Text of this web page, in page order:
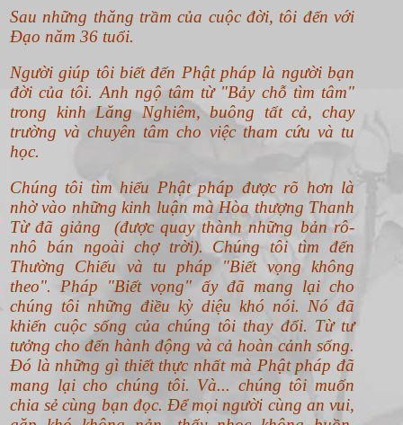
Sau những thăng trầm của cuộc đời, tôi đến với
Đạo năm 36 tuổi.
Người giúp tôi biết đến Phật pháp là người bạn
đời của tôi. Anh ngộ tâm từ "Bảy chỗ tìm tâm"
trong kinh Lăng Nghiêm, buông tất cả, chay
trường và chuyên tâm cho việc tham cứu và tu
học.
Chúng tôi tìm hiểu Phật pháp được rõ hơn là
nhờ vào những kinh luận mà Hòa thượng Thanh
Từ đã giảng (được quay thành những bản rô-
nhô bán ngoài chợ trời). Chúng tôi tìm đến
Thường Chiếu và tu pháp "Biết vọng không
theo".Pháp "Biết vọng" ấy đã mang lại cho
chúng tôi những điều kỳ diệu khó nói. Nó đã
khiến cuộc sống của chúng tôi thay đổi. Từ tư
tưởng cho đến hành động và cả hoàn cảnh sống.
Đó là những gì thiết thực nhất mà Phật pháp đã
mang lại cho chúng tôi. Và... chúng tôi muốn
chia sẻ cùng bạn đọc. Để mọi người cùng an vui,